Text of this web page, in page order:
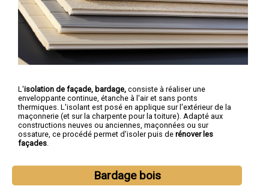
L'isolation de façade, bardage, consiste à réaliser une
enveloppante continue, étanche à l'air et sans ponts
thermiques. L'isolant est posé en applique sur l'extérieur de la
maçonnerie (et sur la charpente pour la toiture). Adapté aux
constructions neuves ou anciennes, maçonnées ou sur
ossature, ce procédé permet d'isoler puis de rénover les
façades.
Bardage bois